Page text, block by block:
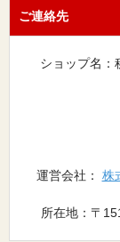
ご連絡先
ショップ名：
運営会社： 株
所在地：〒